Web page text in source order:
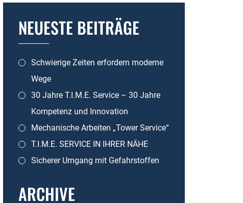
NEUESTE BEITRÄGE
Schwierige Zeiten erfordern moderne
Wege
30 Jahre T.I.M.E. Service – 30 Jahre
Kompetenz und Innovation
Mechanische Arbeiten „Tower Service“
T.I.M.E. SERVICE IN IHRER NÄHE
Sicherer Umgang mit Gefahrstoffen
ARCHIVE